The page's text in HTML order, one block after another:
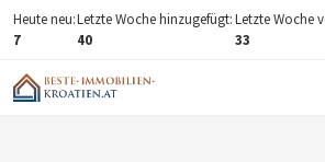
Heute neu:
7
Letzte Woche hinzugefügt:
40
Letzte Woche
33